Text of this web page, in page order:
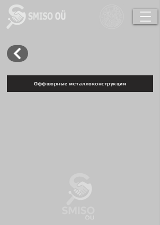
Оффшорные металлоконструкции